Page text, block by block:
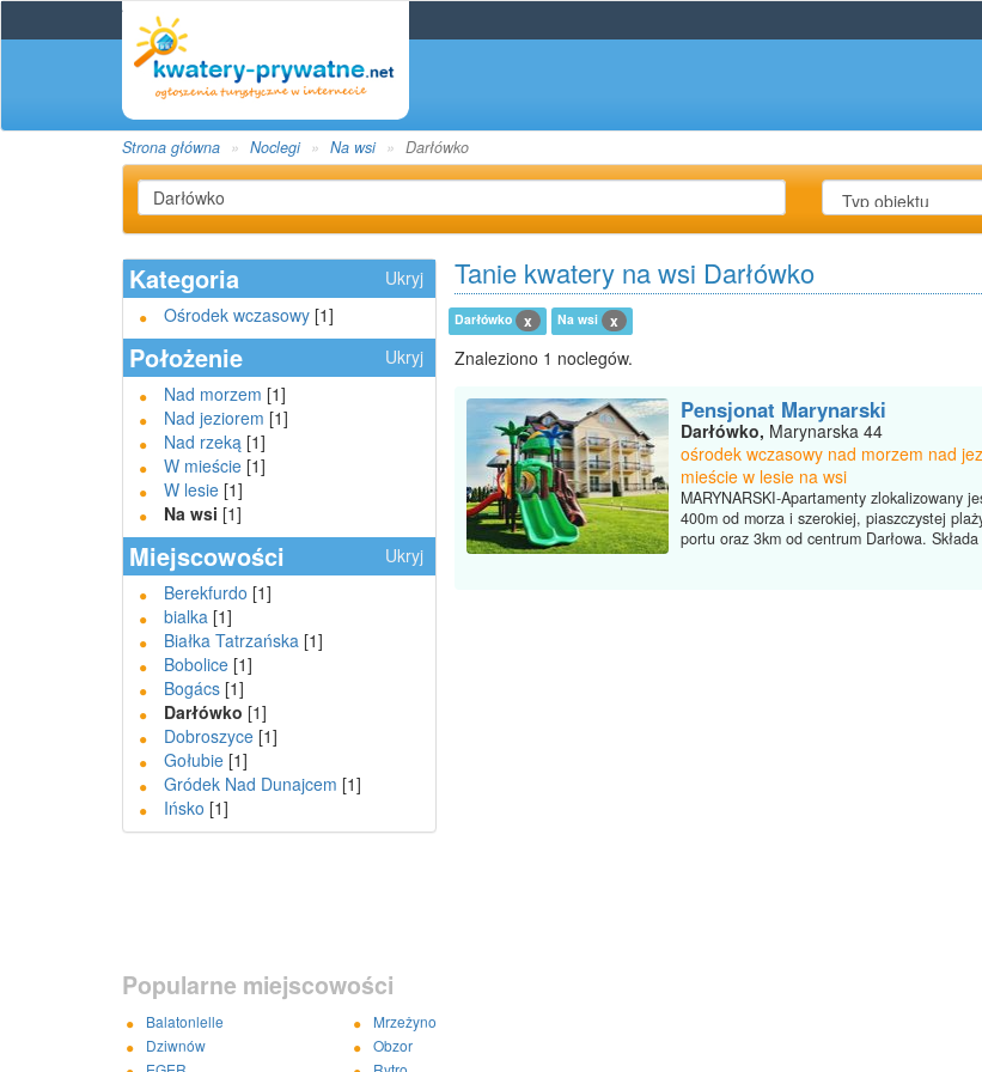
Strona główna Noclegi Na wsi Darłówko
Kategoria
Ukryj
Ośrodek wczasowy [1]
Położenie
Ukryj
Nad morzem [1]
Nad jeziorem [1]
Nad rzeką [1]
W mieście [1]
W lesie [1]
Na wsi [1]
Miejscowości
Ukryj
Berekfurdo [1]
bialka [1]
Białka Tatrzańska [1]
Bobolice [1]
Bogács [1]
Darłówko [1]
Dobroszyce [1]
Gołubie [1]
Gródek Nad Dunajcem [1]
Ińsko [1]
Tanie kwatery na wsi Darłówko
Darłówko x Na wsi x
Znaleziono 1 noclegów.
Pensjonat Marynarski
Darłówko, Marynarska 44
ośrodek wczasowy nad morzem nad
mieście w lesie na wsi
MARYNARSKI-Apartamenty zlokalizowany
400m od morza i szerokiej, piaszczystej
portu oraz 3km od centrum Darłowa.
Popularne miejscowości
Balatonlelle
Dziwnów
Mrzeżyno
Obzor